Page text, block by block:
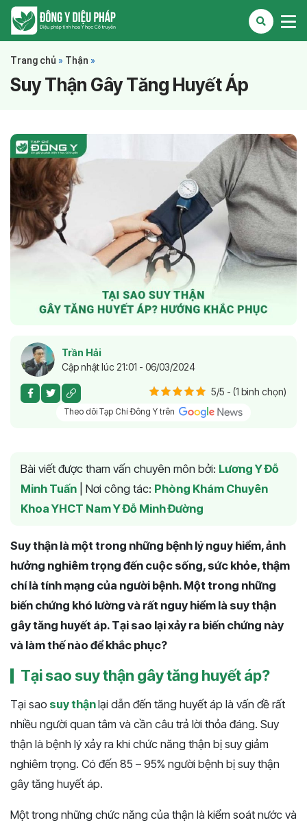
Trang chủ » Thận »
Suy Thận Gây Tăng Huyết Áp
Trần Hải
Cập nhật lúc 21:01 - 06/03/2024
5/5 - (1 bình chọn)
Theo dõi Tạp Chí Đông Y trên
Bài viết được tham vấn chuyên môn bởi: Lương Y Đỗ
Minh Tuấn
Nơi công tác: Phòng Khám Chuyên
Khoa YHCT Nam Y Đỗ Minh Đường
Suy thận là một trong những bệnh lý nguy hiểm, ảnh
hưởng nghiêm trọng đến cuộc sống, sức khỏe, thậm
chí là tính mạng của người bệnh. Một trong những
biến chứng khó lường và rất nguy hiểm là suy thận
gây tăng huyết áp. Tại sao lại xảy ra biến chứng này
và làm thế nào để khắc phục?
Tại sao suy thận gây tăng huyết áp?
Tại sao suy thậnlại dẫn đến tăng huyết áp là vấn đề rất
nhiều người quan tâm và cần câu trả lời thỏa đáng. Suy
thận là bệnh lý xảy ra khi chức năng thận bị suy giảm
nghiêm trọng. Có đến 85 – 95% người bệnh bị suy thận
gây tăng huyết áp.
Một trong những chức năng của thận là kiểm soát nước và